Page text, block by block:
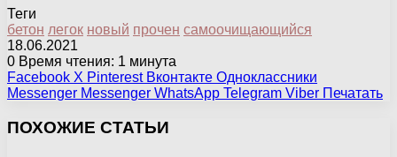
Теги
бетон легок новый прочен самоочищающийся
18.06.2021
0 Время чтения: 1 минута
Facebook X Pinterest Вконтакте Одноклассники
Messenger Messenger WhatsApp Telegram Viber Печатать
ПОХОЖИЕ СТАТЬИ